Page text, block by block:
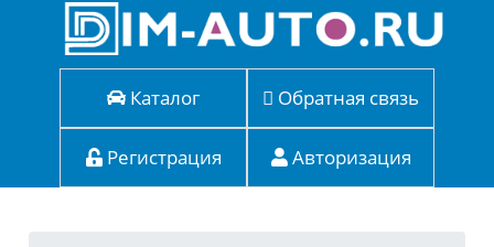
Каталог Обратная связь
Регистрация Авторизация